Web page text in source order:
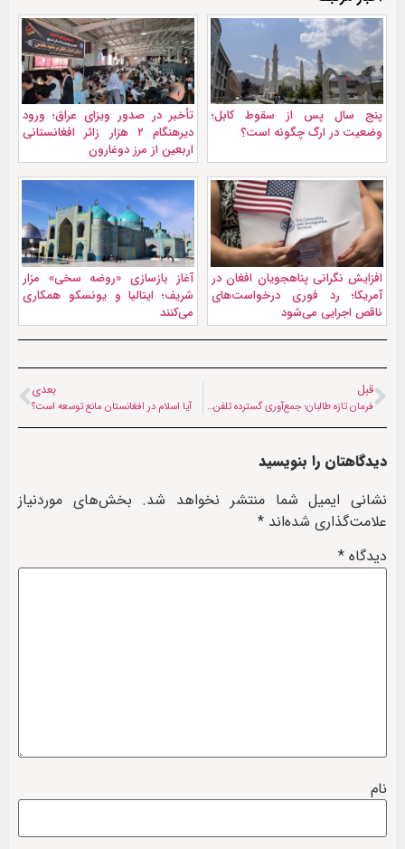
پنج سال پس از سقوط کابل؛
وضعیت در ارگ چگونه است؟
تأخیر در صدور ویزای عراق؛ ورود
دیرهنگام ۲ هزار زائر افغانستانی
اربعین از مرز دوغارون
افزایش نگرانی پناهجویان افغان در
آمریکا؛ رد فوری درخواست‌های
ناقص اجرایی می‌شود
آغاز بازسازی «روضه سخی» مزار
شریف؛ ایتالیا و یونسکو همکاری
می‌کنند
قبل
فرمان تازه طالبان؛ جمع‌آوری گسترده تلفن‌های هوشمند در ادارات دولتی خوست
بعدی
آیا اسلام در افغانستان مانع توسعه است؟
دیدگاهتان را بنویسید
نشانی ایمیل شما منتشر نخواهد شد. بخش‌های موردنیاز
علامت‌گذاری شده‌اند *
دیدگاه *
نام